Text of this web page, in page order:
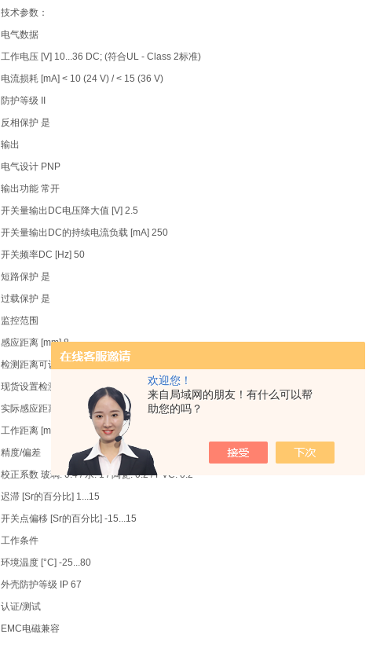
欢迎您！
来自局域网的朋友！有什么可以帮
助您的吗？
技术参数：
电气数据
工作电压 [V] 10...36 DC; (符合UL - Class 2标准)
电流损耗 [mA] < 10 (24 V) / < 15 (36 V)
防护等级 II
反相保护 是
输出
电气设计 PNP
输出功能 常开
开关量输出DC电压降大值 [V] 2.5
开关量输出DC的持续电流负载 [mA] 250
开关频率DC [Hz] 50
短路保护 是
过载保护 是
监控范围
感应距离 [mm] 8
检测距离可设 是
现货设置检测距离 [mm] 8
实际感应距离 Sr [mm] 8 ± 10 %
工作距离 [mm] 0...6.5
精度/偏差
校正系数 玻璃: 0.4 / 水: 1 / 陶瓷: 0.2 / PVC: 0.2
迟滞 [Sr的百分比] 1...15
开关点偏移 [Sr的百分比] -15...15
工作条件
环境温度 [°C] -25...80
外壳防护等级 IP 67
认证/测试
EMC电磁兼容